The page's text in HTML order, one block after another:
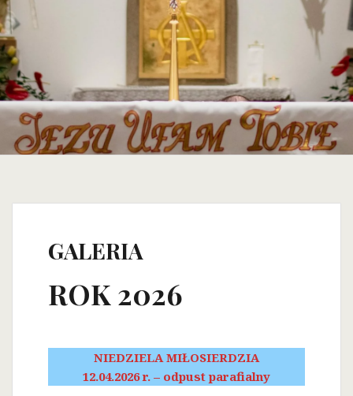
GALERIA
ROK 2026
NIEDZIELA MIŁOSIERDZIA
12.04.2026 r. – odpust parafialny